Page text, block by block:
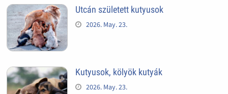
Utcán született kutyusok
2026. May. 23.
Kutyusok, kölyök kutyák
2026. May. 23.